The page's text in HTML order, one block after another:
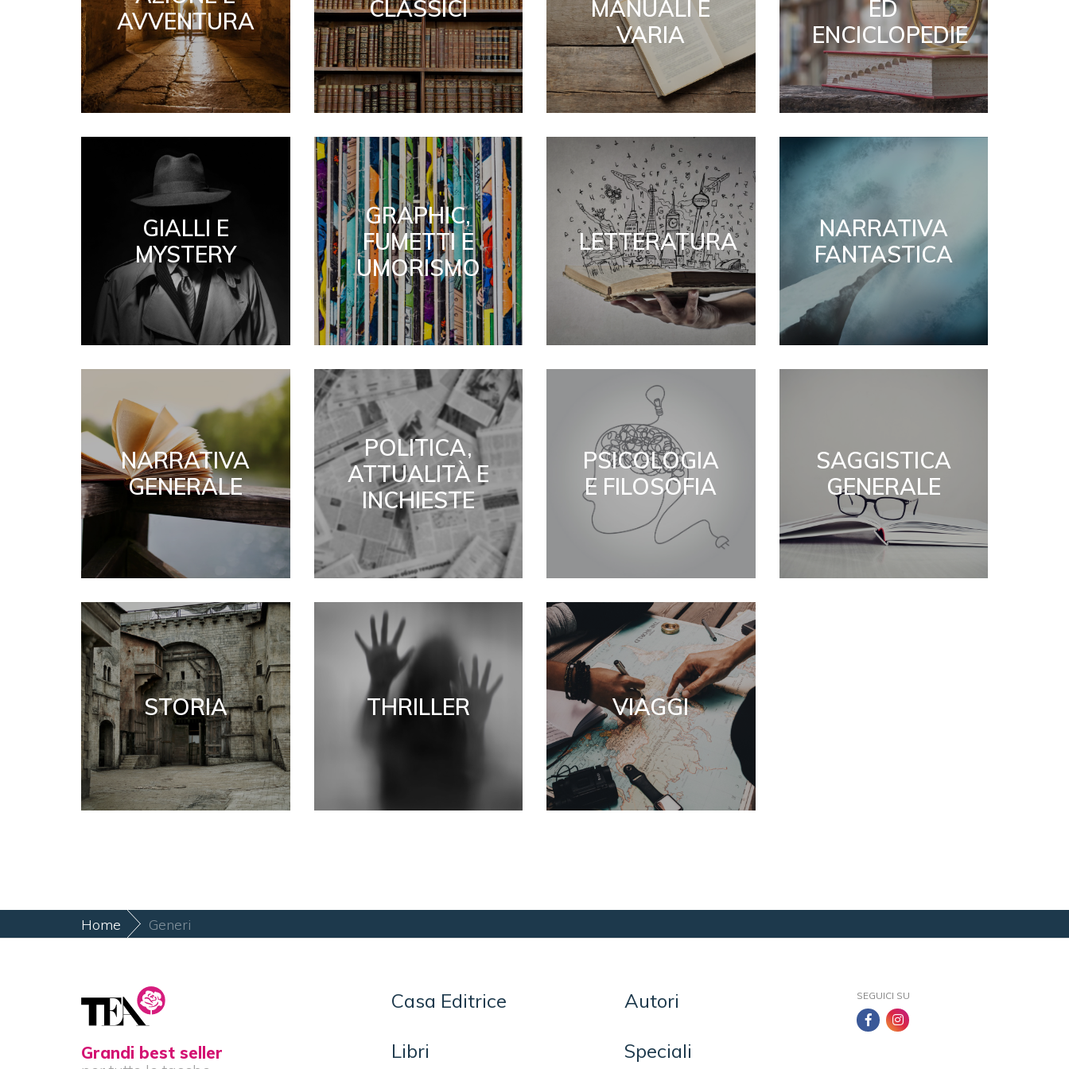
AVVENTURA
CLASSICI
MANUALI E
VARIA
ED
ENCICLOPEDIE
GIALLI E
MYSTERY
GRAPHIC,
FUMETTI E
UMORISMO
LETTERATURA
NARRATIVA
FANTASTICA
NARRATIVA
GENERALE
POLITICA,
ATTUALITÀ E
INCHIESTE
PSICOLOGIA
E FILOSOFIA
SAGGISTICA
GENERALE
STORIA THRILLER VIAGGI
Home Generi
Grandi best seller
Casa Editrice
Libri
Autori
Speciali
SEGUICI SU